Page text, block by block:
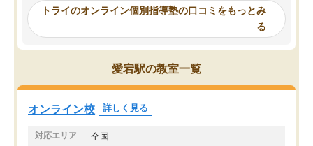
ったんですが、学生の先生から学ぶこ
み、徐々に成績が上がったらいいなと
思っていました。何が今足りないのか
を的確に指導いただき、子どももびっ
くりするほど楽しんでやる気を持って
塾を受けています。狙い通り、少しず
つ成績も上がり、苦手意識も無くなっ
てきたので、さらに苦手な数学も追加
でお願いしました。来年の高校受験に
らないところをピンポイ
頂いて、とてもわかり
していました。一生を
スト、多少お金がかかっ
トライのオンライン個別指導塾の口コミをもっとみ
る
愛宕駅の教室一覧
オンライン校 詳しく見る
対応エリア 全国